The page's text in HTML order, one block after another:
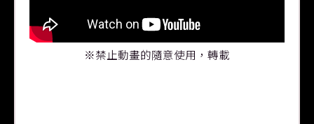
※禁止動畫的隨意使用，轉載